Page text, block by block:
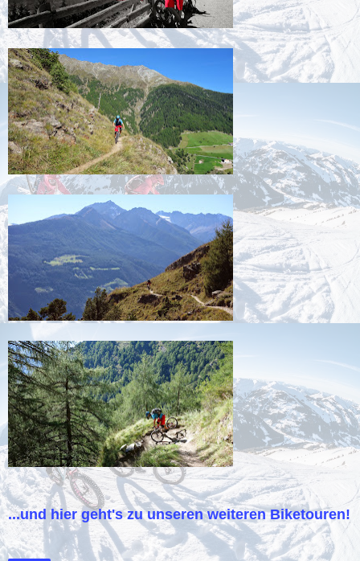
...und hier geht's zu unseren weiteren Biketouren!